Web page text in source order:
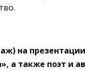
на
а также поэт и